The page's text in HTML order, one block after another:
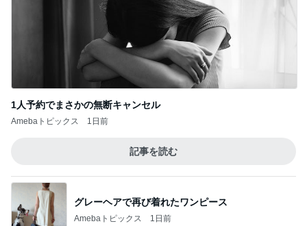
1人予約でまさかの無断キャンセル
Amebaトピックス 1日前
記事を読む
グレーヘアで再び着れたワンピース
Amebaトピックス 1日前